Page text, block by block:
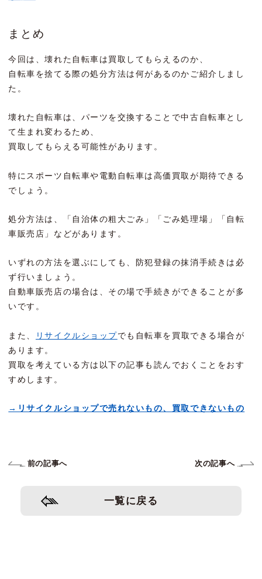
まとめ
今回は、壊れた自転車は買取してもらえるのか、
自転車を捨てる際の処分方法は何があるのかご紹介しまし
た。
壊れた自転車は、パーツを交換することで中古自転車とし
て生まれ変わるため、
買取してもらえる可能性があります。
特にスポーツ自転車や電動自転車は高価買取が期待できる
でしょう。
処分方法は、「自治体の粗大ごみ」「ごみ処理場」「自転
車販売店」などがあります。
いずれの方法を選ぶにしても、防犯登録の抹消手続きは必
ず行いましょう。
自動車販売店の場合は、その場で手続きができることが多
いです。
また、 リサイクルショップでも自転車を買取できる場合が
あります。
買取を考えている方は以下の記事も読んでおくことをおす
すめします。
→リサイクルショップで売れないもの、買取できないもの
前の記事へ 次の記事へ
一覧に戻る